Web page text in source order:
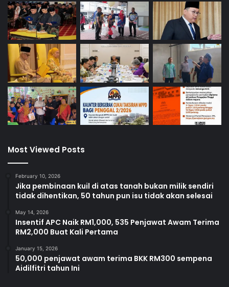
a
Most Viewed Posts
February 10, 2026
Jika pembinaan kuil di atas tanah bukan milik sendiri
tidak dihentikan, 50 tahun pun isu tidak akan selesai
May 14, 2026
Insentif APC Naik RM1,000, 535 Penjawat Awam Terima
RM2,000 Buat Kali Pertama
January 15, 2026
50,000 penjawat awam terima BKK RM300 sempena
Aidilfitri tahun Ini